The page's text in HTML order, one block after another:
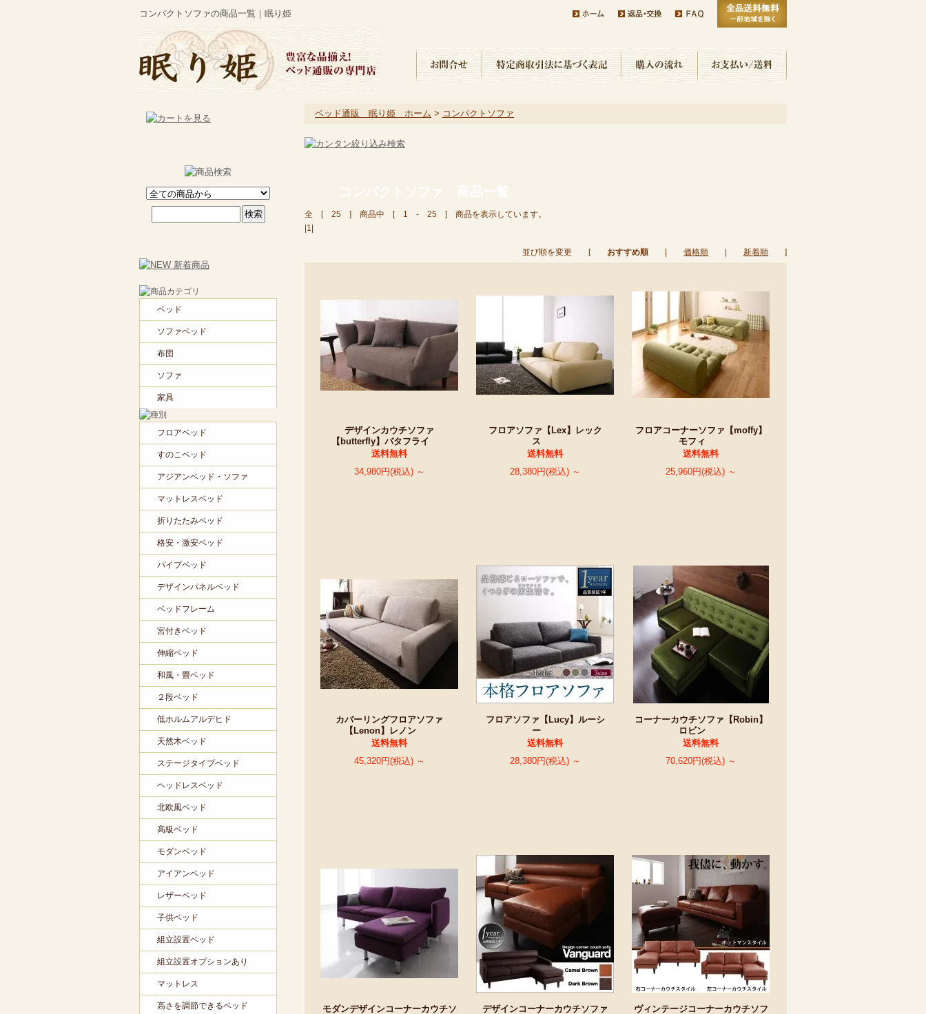
コンパクトソファの商品一覧｜眠り姫
ベッド通販 眠り姫 ホーム > コンパクトソファ
全 [ 25 ] 商品中 [ 1 - 25 ] 商品を表示しています。
|1|
並び順を変更 [ おすすめ順 価格順 新着順 ]
デザインカウチソファ
【butterfly】バタフライ
送料無料
34,980円(税込) ～
フロアソファ【Lex】レック
ス
送料無料
28,380円(税込) ～
フロアコーナーソファ【moffy】
モフィ
送料無料
25,960円(税込) ～
カバーリングフロアソファ
【Lenon】レノン
送料無料
45,320円(税込) ～
フロアソファ【Lucy】ルーシ
ー
送料無料
28,380円(税込) ～
コーナーカウチソファ【Robin】
ロビン
送料無料
70,620円(税込) ～
モダンデザインコーナーカウチソ
デザインコーナーカウチソファ
ヴィンテージコーナーカウチソフ
ベッド
ソファベッド
布団
ソファ
家具
フロアベッド
すのこベッド
アジアンベッド・ソファ
マットレスベッド
折りたたみベッド
格安・激安ベッド
パイプベッド
デザインパネルベッド
ベッドフレーム
宮付きベッド
伸縮ベッド
和風・畳ベッド
２段ベッド
低ホルムアルデヒド
天然木ベッド
ステージタイプベッド
ヘッドレスベッド
北欧風ベッド
高級ベッド
モダンベッド
アイアンベッド
レザーベッド
子供ベッド
組立設置ベッド
組立設置オプションあり
マットレス
高さを調節できるベッド